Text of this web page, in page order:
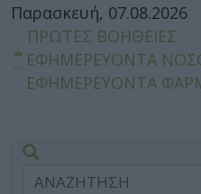
Παρασκευή, 07.08.2026
ΠΡΩΤΕΣ ΒΟΗΘΕΙΕΣ
ΕΦΗΜΕΡΕΥΟΝΤΑ
ΕΦΗΜΕΡΕΥΟΝΤΑ